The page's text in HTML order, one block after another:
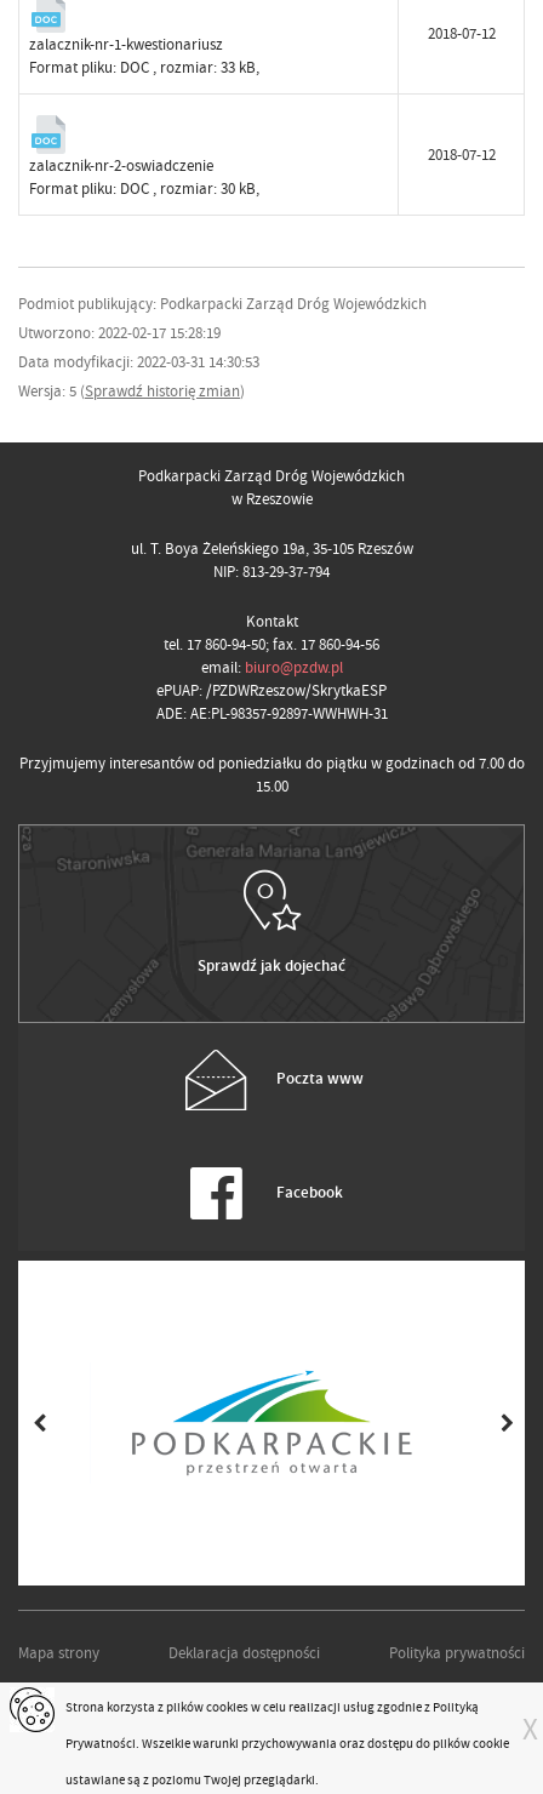
zalacznik-nr-1-kwestionariusz
Format pliku: DOC , rozmiar: 33 kB,
2018-07-12
zalacznik-nr-2-oswiadczenie
Format pliku: DOC , rozmiar: 30 kB,
2018-07-12
Podmiot publikujący: Podkarpacki Zarząd Dróg Wojewódzkich
Utworzono: 2022-02-17 15:28:19
Data modyfikacji: 2022-03-31 14:30:53
Wersja: 5 (Sprawdź historię zmian)
Podkarpacki Zarząd Dróg Wojewódzkich
w Rzeszowie
ul. T. Boya Żeleńskiego 19a, 35-105 Rzeszów
NIP: 813-29-37-794
Kontakt
tel. 17 860-94-50; fax. 17 860-94-56
email: biuro@pzdw.pl
ePUAP: /PZDWRzeszow/SkrytkaESP
ADE: AE:PL-98357-92897-WWHWH-31
Przyjmujemy interesantów od poniedziałku do piątku w godzinach od 7.00 do
15.00
Sprawdź jak dojechać
Poczta www
Facebook
Mapa strony Deklaracja dostępności Polityka prywatności
PODKARPACKI ZARZĄD DRÓG WOJEWÓDZKICH W RZESZOWIE
Projekt i realizacja:
X
Strona korzysta z plikówcookiesw celu realizacji usług zgodnie z Polityką
Prywatności. Wszelkie warunki przychowywania oraz dostępu do plików cookie
ustawiane są z poziomu Twojej przeglądarki.